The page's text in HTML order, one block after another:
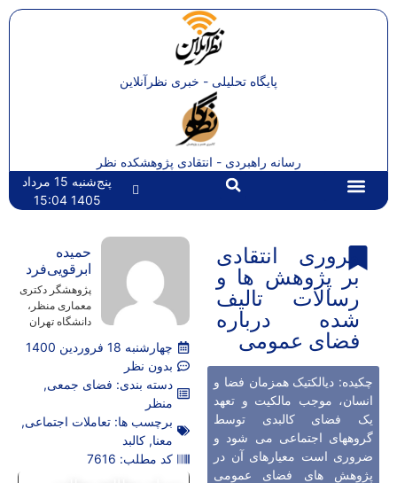
پایگاه تحلیلی - خبری نظرآنلاین
رسانه راهبردی - انتقادی پژوهشکده نظر
پنج‌شنبه 15 مرداد
1405 15:04
مروری انتقادی
بر پژوهش ‌ها و
رسالات تالیف
شده درباره
فضای عمومی
چکیده: دیالکتیک همزمان فضا و
انسان، موجب مالکیت و تعهد
یک فضای کالبدی توسط
گروههای اجتماعی می ‌شود و
ضروری است معیارهای آن در
پژوهش های فضای عمومی
حمیده
ابرقویی‌فرد
پژوهشگر دکتری
معماری منظر،
دانشگاه تهران
چهارشنبه 18 فروردین 1400
بدون نظر
دسته بندی: فضای جمعی,
منظر
برچسب ها: تعاملات اجتماعی,
معنا, کالبد
کد مطلب: 7616